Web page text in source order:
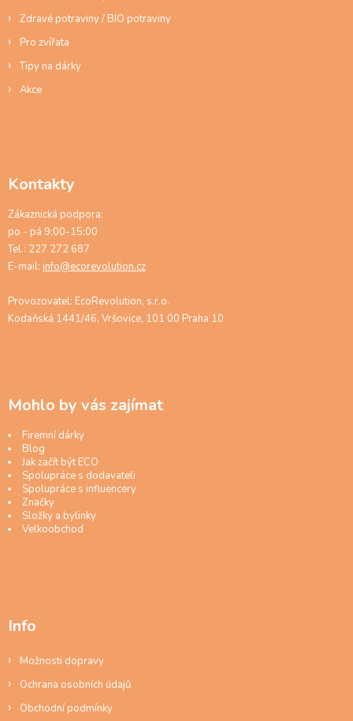
Zdravé potraviny / BIO potraviny
Pro zvířata
Tipy na dárky
Akce
Kontakty
Zákaznická podpora:
po - pá 9:00-15:00
Tel.: 227 272 687
E-mail: info@ecorevolution.cz
Provozovatel: EcoRevolution, s.r.o.
Kodaňská 1441/46, Vršovice, 101 00 Praha 10
Mohlo by vás zajímat
Firemní dárky
Blog
Jak začít být ECO
Spolupráce s dodavateli
Spolupráce s influencery
Značky
Složky a bylinky
Velkoobchod
Info
Možnosti dopravy
Ochrana osobních údajů
Obchodní podmínky